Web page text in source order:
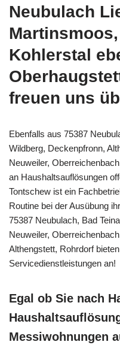
Neubulach
Kohlerstal
freuen uns
Ebenfalls aus 75387
Wildberg, Deckenpfronn,
Neuweiler,
an Haushaltsauflösungen
Tontschew ist ein
Routine bei der Ausübung
75387 Neubulach, Bad
Neuweiler,
Althengstett, Rohrdorf
Servicedienstleistungen an!
Egal ob Sie nach
Messiwohnungen